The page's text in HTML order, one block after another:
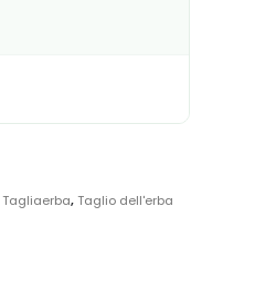
Tagliaerba,Taglio dell'erba